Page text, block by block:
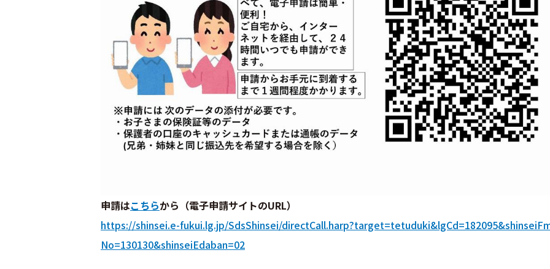
申請はこちらから（電子申請サイトのURL）
https://shinsei.e-fukui.lg.jp/SdsShinsei/
No=130130&shinseiEdaban=02